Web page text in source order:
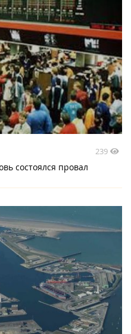
239
состоялся провал